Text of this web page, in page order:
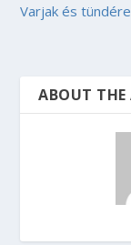
Varjak és
ABOUT